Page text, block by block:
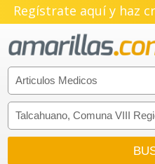
Regístrate aquí y haz